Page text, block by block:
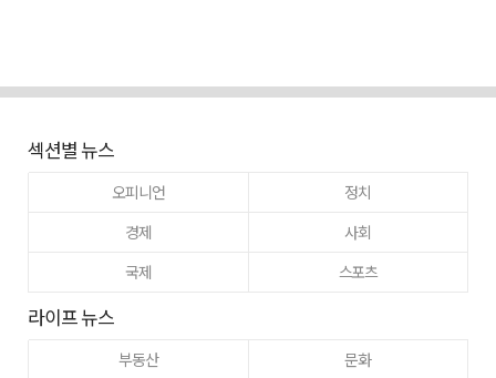
섹션별 뉴스
오피니언
정치
경제
사회
국제
스포츠
라이프 뉴스
부동산 문화